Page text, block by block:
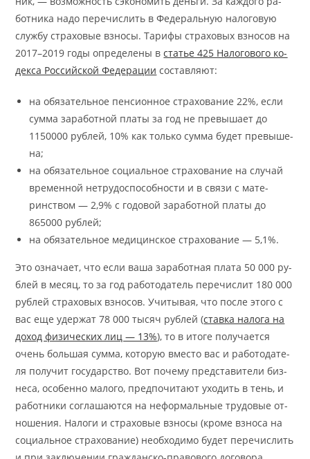
бот­ни­ка на­до пере­чис­лить в Фе­де­раль­ную на­ло­го­вую
служ­бу стра­хо­вые вз­но­сы. Та­ри­фы стра­хо­вых вз­но­сов на
2017–2019 го­ды опре­де­ле­ны вста­тье 425 На­ло­го­во­го ко­
дек­са Рос­сий­ской Фе­де­ра­ции со­став­ляют:
на обя­за­тель­ное пен­сионное стра­хо­ва­ние 22%, если
сум­ма за­ра­бот­ной пла­ты за год не пре­вы­ша­ет до
1150000 ру­блей, 10% как толь­ко сум­ма бу­дет пре­вы­ше­
на;
на обя­за­тель­ное со­ци­аль­ное стра­хо­ва­ние на слу­чай
вре­мен­ной не­тру­до­способ­но­сти и в свя­зи с ма­те­
ринством — 2,9% с го­до­вой за­ра­бот­ной пла­ты до
865000 ру­блей;
на обя­за­тель­ное ме­ди­цинское стра­хо­ва­ние — 5,1%.
Это озна­ча­ет, что если ва­ша за­ра­бот­ная пла­та 50 000 ру­
блей в ме­сяц, то за год ра­бо­то­да­тель пере­чис­лит 180 000
ру­блей стра­хо­вых вз­но­сов. Учи­ты­вая, что по­сле это­го с
вас еще удер­жат 78 000 ты­сяч ру­блей (став­ка на­ло­га на
до­ход фи­зи­че­ских лиц — 13%), то в ито­ге по­лу­ча­ет­ся
очень большая сум­ма, ко­то­рую вме­сто вас и ра­бо­то­да­те­
ля по­лу­чит го­су­дар­ство. Вот по­че­му пред­ста­ви­те­ли биз­
не­са, осо­бен­но ма­ло­го, пред­по­чи­та­ют ухо­дить в тень, и
ра­бот­ни­ки со­гла­ша­ют­ся на не­фор­маль­ные тру­до­вые от­
но­ше­ния. На­ло­ги и стра­хо­вые вз­но­сы (кро­ме вз­но­са на
со­ци­аль­ное стра­хо­ва­ние) необ­хо­ди­мо бу­дет пере­чис­лить